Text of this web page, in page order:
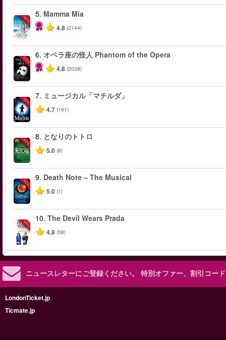
-40%
5. Mamma Mia
4.8 (2144)
-20%
6. オペラ座の怪人 Phantom of the Opera
4.8 (2038)
-50%
7. ミュージカル「マチルダ」
4.7 (161)
-50%
8. となりのトトロ
5.0 (8)
-40%
9. Death Note – The Musical
5.0 (1)
-50%
10. The Devil Wears Prada
4.8 (58)
ニュースレターにご登録ください。 特別オファー、割引コー
LondonTicket.jp
Ticmate.jp